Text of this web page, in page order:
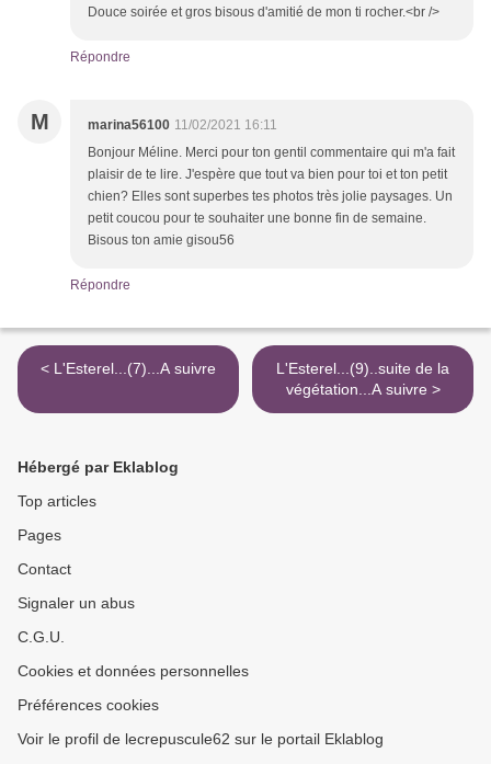
Douce soirée et gros bisous d'amitié de mon ti rocher.<br />
Répondre
M marina56100 11/02/2021 16:11
Bonjour Méline. Merci pour ton gentil commentaire qui m'a fait
plaisir de te lire. J'espère que tout va bien pour toi et ton petit
chien? Elles sont superbes tes photos très jolie paysages. Un
petit coucou pour te souhaiter une bonne fin de semaine.
Bisous ton amie gisou56
Répondre
< L'Esterel...(7)...A suivre
L'Esterel...(9)..suite de la
végétation...A suivre >
Hébergé par Eklablog
Top articles
Pages
Contact
Signaler un abus
C.G.U.
Cookies et données personnelles
Préférences cookies
Voir le profil de lecrepuscule62 sur le portail Eklablog